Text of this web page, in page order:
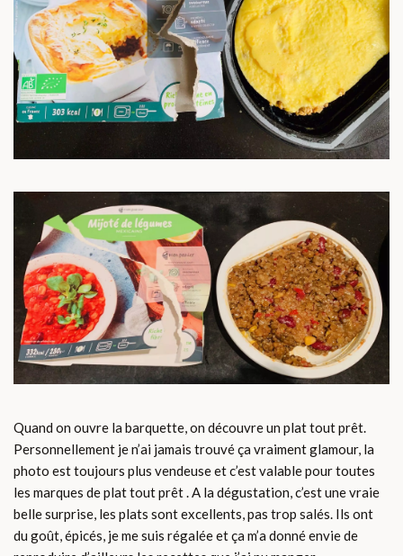
Quand on ouvre la barquette, on découvre un plat tout prêt.
Personnellement je n’ai jamais trouvé ça vraiment glamour, la
photo est toujours plus vendeuse et c’est valable pour toutes
les marques de plat tout prêt . A la dégustation, c’est une vraie
belle surprise, les plats sont excellents, pas trop salés. Ils ont
du goût, épicés, je me suis régalée et ça m’a donné envie de